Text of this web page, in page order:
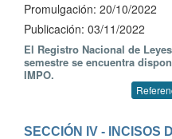
Promulgación: 20/10/2022
Publicación: 03/11/2022
El Registro Nacional de
semestre se encuentra
IMPO.
SECCIÓN IV - INCISOS